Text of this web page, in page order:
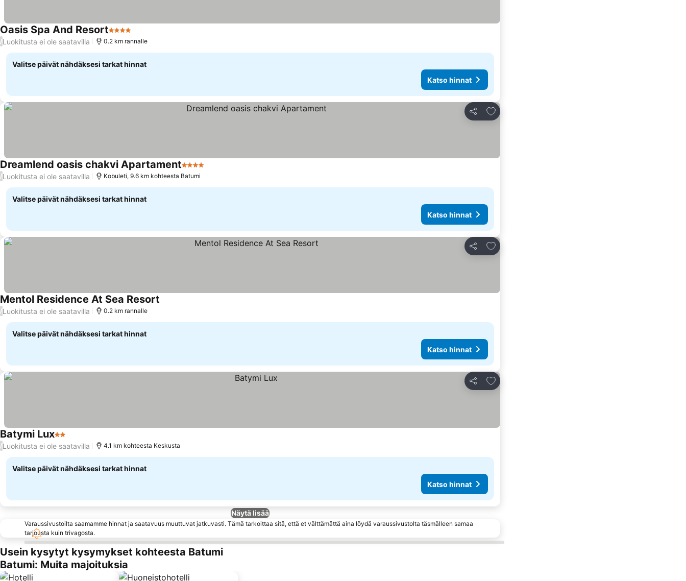
Oasis Spa And Resort4 Tähtiluokitus
/Luokitusta ei ole saatavilla 0.2 km rannalle
Valitse päivät nähdäksesi tarkat hinnat
Katso hinnat
Jaa
Lisää suosikkeihin
Dreamlend oasis chakvi Apartament4 Tähtiluokitus
/Luokitusta ei ole saatavilla Kobuleti, 9.6 km kohteesta Batumi
Valitse päivät nähdäksesi tarkat hinnat
Katso hinnat
Jaa
Lisää suosikkeihin
Mentol Residence At Sea Resort
/Luokitusta ei ole saatavilla 0.2 km rannalle
Valitse päivät nähdäksesi tarkat hinnat
Katso hinnat
Jaa
Lisää suosikkeihin
Batymi Lux2 Tähtiluokitus
/Luokitusta ei ole saatavilla 4.1 km kohteesta Keskusta
Valitse päivät nähdäksesi tarkat hinnat
Katso hinnat
Näytä lisää
Varaussivustoilta saamamme hinnat ja saatavuus muuttuvat jatkuvasti. Tämä tarkoittaa sitä, että et välttämättä aina löydä varaussivustolta täsmälleen samaa
tarjousta kuin trivagosta.
Usein kysytyt kysymykset kohteesta Batumi
Batumi: Muita majoituksia